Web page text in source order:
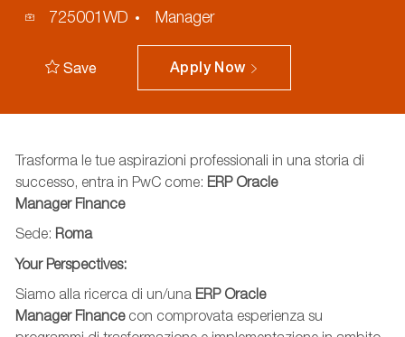
Process
725001WD Manager
Save Apply Now
Trasforma le tue aspirazioni professionali in una storia di
successo, entra in PwC come: ERP Oracle
Manager Finance
Sede: Roma
Your Perspectives:
Siamo alla ricerca di un/una ERP Oracle
Manager Finance con comprovata esperienza su